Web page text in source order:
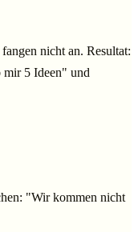
nicht an. Resultat:
5 Ideen" und
"Wir kommen nicht